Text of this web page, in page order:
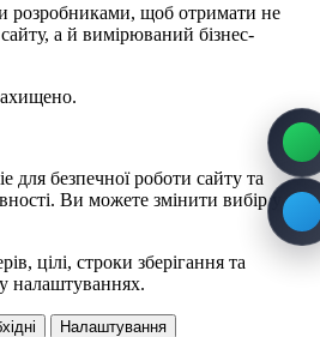
розробниками, щоб отримати не
а й вимірюваний бізнес-
безпечної роботи сайту та
Ви можете змінити вибір у
цілі, строки зберігання та
налаштуваннях.
Налаштування